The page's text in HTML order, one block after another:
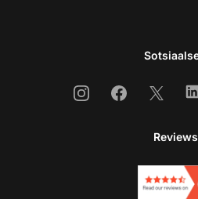
InstagramFacebook
X
Reviews